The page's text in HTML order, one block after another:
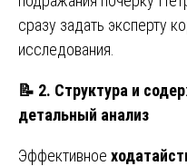
сразу задать эксперту
исследования.
📝 2. Структура и
детальный анализ
Эффективное